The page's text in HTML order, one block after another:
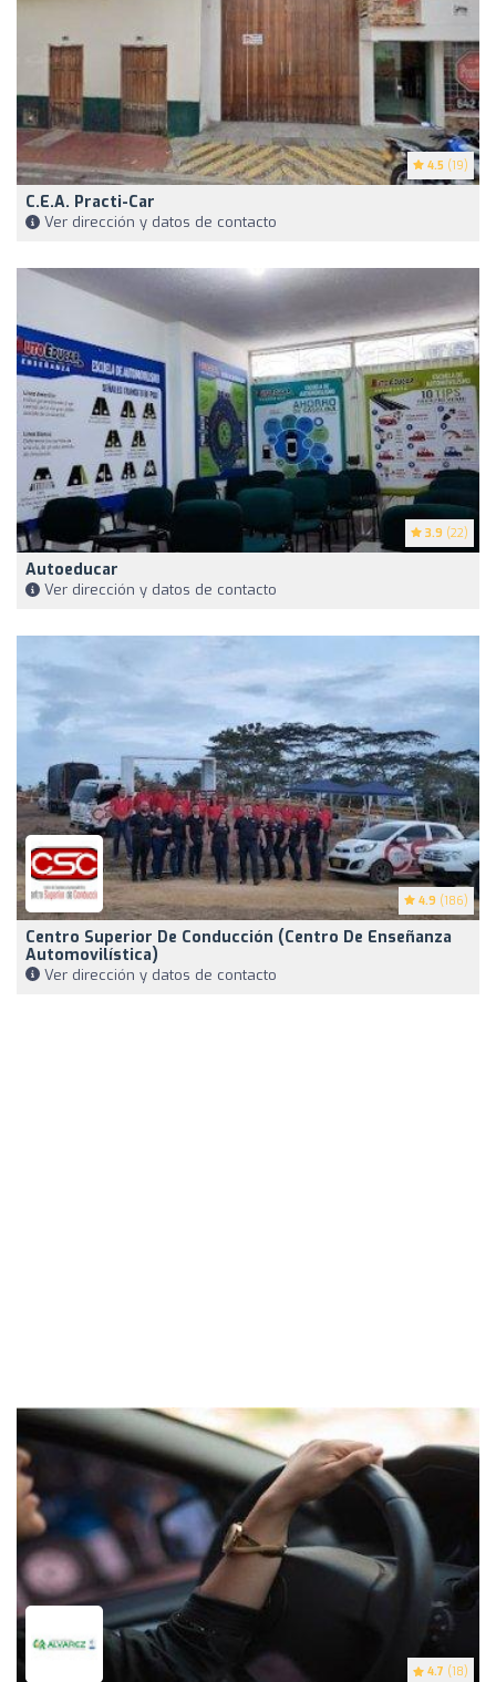
4.5 (19)
C.E.A. Practi-Car
Ver dirección y datos de contacto
3.9 (22)
Autoeducar
Ver dirección y datos de contacto
4.9 (186)
Centro Superior De Conducción (Centro De Enseñanza
Automovilística)
Ver dirección y datos de contacto
4.7 (18)